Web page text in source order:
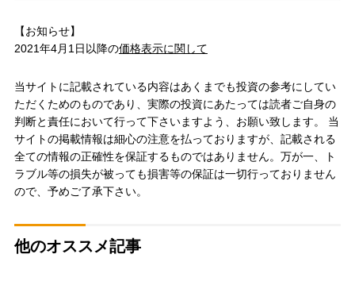
【お知らせ】
2021年4月1日以降の価格表示に関して
当サイトに記載されている内容はあくまでも投資の参考にしてい
ただくためのものであり、実際の投資にあたっては読者ご自身の
判断と責任において行って下さいますよう、お願い致します。 当
サイトの掲載情報は細心の注意を払っておりますが、記載される
全ての情報の正確性を保証するものではありません。万が一、ト
ラブル等の損失が被っても損害等の保証は一切行っておりません
ので、予めご了承下さい。
他のオススメ記事